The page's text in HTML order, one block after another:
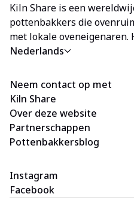
Kiln Share is een
pottenbakkers die
met lokale oveneigenaren.
Nederlands
Neem contact op met
Kiln Share
Over deze website
Partnerschappen
Pottenbakkersblog
Instagram
Facebook